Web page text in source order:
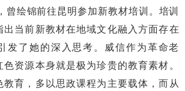
曾绘锦前往昆明参加新教材培训。培训
当前新教材在地域文化融入方面存在
发了她的深入思考。威信作为革命老
资源本身就是极为珍贵的教育素材。
教育，多以思政课程为主要载体，而从